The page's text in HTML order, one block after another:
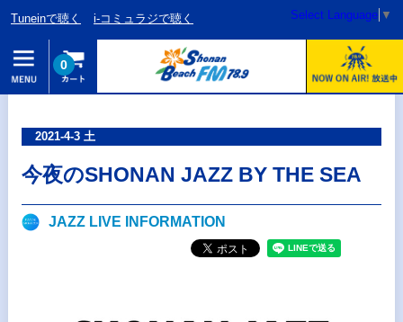
Tuneinで聴く i-コミュラジで聴く Select Language ▼
0
2021-4-3 土
今夜のSHONAN JAZZ BY THE SEA
JAZZ LIVE INFORMATION